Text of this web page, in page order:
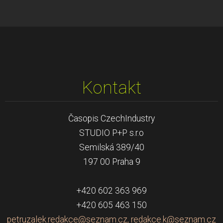
Kontakt
Časopis CzechIndustry
STUDIO P+P s.r.o
Semilská 389/40
197 00 Praha 9
+420 602 363 969
+420 605 463 150
petruzalek.redakce@seznam.cz, redakce.k@seznam.cz